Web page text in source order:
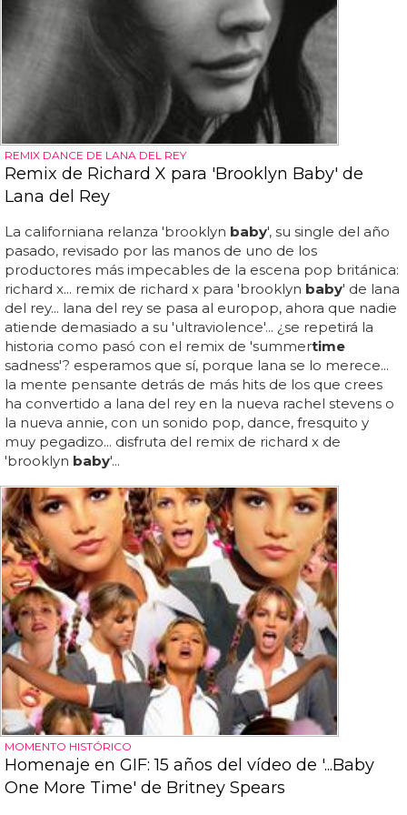
REMIX DANCE DE LANA DEL REY
Remix de Richard X para 'Brooklyn Baby' de
Lana del Rey
La californiana relanza 'brooklyn baby', su single del año
pasado, revisado por las manos de uno de los
productores más impecables de la escena pop británica:
richard x... remix de richard x para 'brooklyn baby' de lana
del rey... lana del rey se pasa al europop, ahora que nadie
atiende demasiado a su 'ultraviolence'... ¿se repetirá la
historia como pasó con el remix de 'summertime
sadness'? esperamos que sí, porque lana se lo merece...
la mente pensante detrás de más hits de los que crees
ha convertido a lana del rey en la nueva rachel stevens o
la nueva annie, con un sonido pop, dance, fresquito y
muy pegadizo... disfruta del remix de richard x de
'brooklyn baby'...
MOMENTO HISTÓRICO
Homenaje en GIF: 15 años del vídeo de '...Baby
One More Time' de Britney Spears